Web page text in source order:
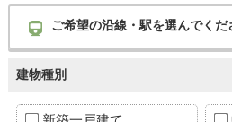
ご希望の沿線・駅を選んでくだ
建物種別